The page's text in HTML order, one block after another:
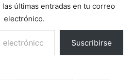
últimas entradas en tu correo
electrónico.
Suscribirse